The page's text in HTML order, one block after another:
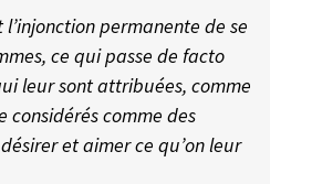
permanente de se
ce qui passe de facto
leur sont attribuées, comme
considérés comme des
et aimer ce qu’on leur